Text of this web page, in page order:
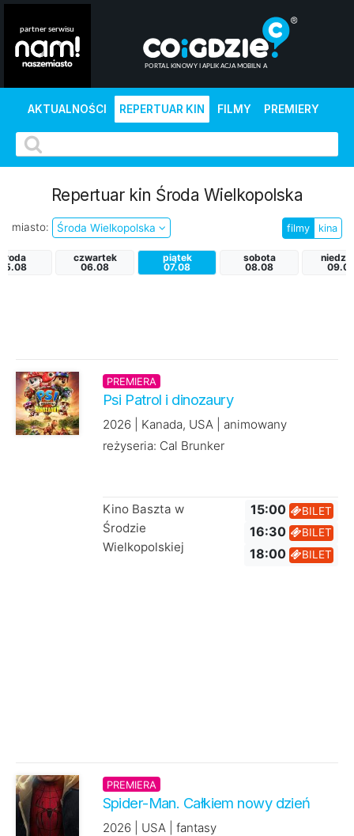
AKTUALNOŚCI REPERTUAR KIN FILMY PREMIERY
Repertuar kin Środa Wielkopolska
miasto: Środa Wielkopolska filmy kina
środa
czwartek
06.08
piątek
07.08
sobota
08.08
PREMIERA
Psi Patrol i dinozaury
2026 | Kanada, USA | animowany
reżyseria: Cal Brunker
Kino Baszta w
Środzie
Wielkopolskiej
15:00 BILET
16:30 BILET
18:00 BILET
PREMIERA
Spider-Man. Całkiem nowy dzień
2026 | USA | fantasy